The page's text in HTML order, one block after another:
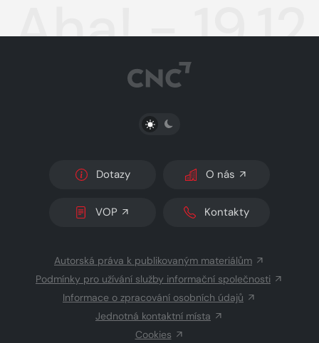
Aha! -
PŘEPNOUT SVĚTLÝ/TMAVÝ REŽIM
Dotazy O nás
VOP Kontakty
Autorská práva k publikovaným materiálům
Podmínky pro užívání služby informační společnosti
Informace o zpracování osobních údajů
Jednotná kontaktní místa
Cookies